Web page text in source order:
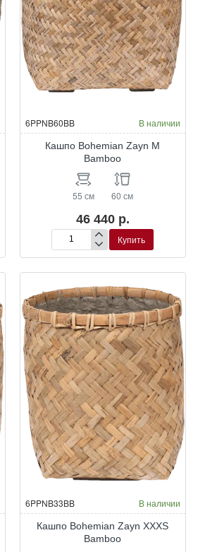
6PPNB60BB В наличии
Кашпо Bohemian Zayn M
Bamboo
55 см 60 см
46 440 р.
Кашпо
Bohemian
Zayn
Bamboo
Купить
6PPNB33BB В наличии
Кашпо Bohemian Zayn XXXS
Bamboo